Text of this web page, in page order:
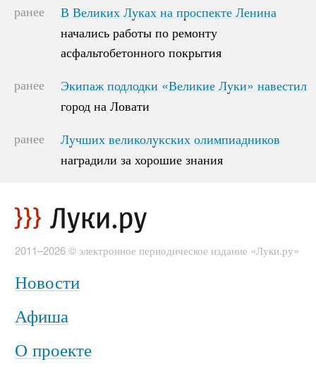
ранее
В Великих Луках на проспекте Ленина
начались работы по ремонту
асфальтобетонного покрытия
В Великих Луках на проспекте Ленина
начались работы по ремонту
асфальтобетонного покрытия
ранее
Экипаж подлодки «Великие Луки» навестил
город на Ловати
Экипаж подлодки «Великие Луки» навестил
город на Ловати
ранее
Лучших великолукских олимпиадников
наградили за хорошие знания
Лучших великолукских олимпиадников
наградили за хорошие знания
2011–2026 © электронное периодическое издание «Луки.ру»
Новости
Афиша
О проекте